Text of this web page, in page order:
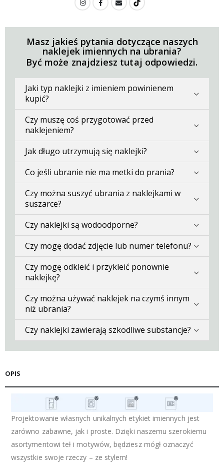
Masz jakieś pytania dotyczące naszych
naklejek imiennych na ubrania?
Być może znajdziesz tutaj odpowiedzi.
Jaki typ naklejki z imieniem powinienem
kupić?
Czy muszę coś przygotować przed
naklejeniem?
Jak długo utrzymują się naklejki?
Co jeśli ubranie nie ma metki do prania?
Czy można suszyć ubrania z naklejkami w
suszarce?
Czy naklejki są wodoodporne?
Czy mogę dodać zdjęcie lub numer telefonu?
Czy mogę odkleić i przykleić ponownie
naklejkę?
Czy można używać naklejek na czymś innym
niż ubrania?
Czy naklejki zawierają szkodliwe substancje?
OPIS
Projektowanie własnych unikalnych etykiet imiennych jest
zarówno zabawne, jak i proste. Dzięki naszemu szerokiemu
asortymentowi teł i motywów, będziesz mógł oznaczyć
wszystkie swoje rzeczy – ze stylem!